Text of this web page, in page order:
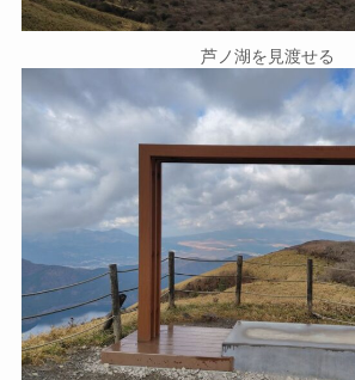
芦ノ湖を見渡せる